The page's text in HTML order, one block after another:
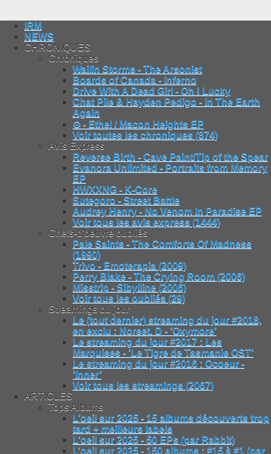
IRM
NEWS
CHRONIQUES
Chroniques
Wailin Storms - The Arsonist
Boards of Canada - Inferno
Drive With A Dead Girl - Oh ! Lucky
Chat Pile & Hayden Pedigo - In The Earth
Again
⊙ - Ethel / Macon Heights EP
Voir toutes les chroniques (874)
Avis Express
Reverse Birth - Cave Paint/Tip of the Spear
Evanora Unlimited - Portraits from Memory
EP
HWXXNG - K-Core
Sutegoro - Street Battle
Audrey Henry - No Venom In Paradise EP
Voir tous les avis express (1444)
Chefs-d'oeuvre oubliés
Pale Saints - The Comforts Of Madness
(1990)
Trivo - Emoterapia (2009)
Perry Blake - The Crying Room (2006)
Misstrip - Sibylline (2006)
Voir tous les oubliés (29)
Streamings du jour
Le (tout dernier) streaming du jour #2018,
en exclu : Norset. D - ’Oxymore’
Le streaming du jour #2017 : Les
Marquises - ’Le Tigre de Tasmanie OST’
Le streaming du jour #2016 : Ocoeur -
’Inner’
Voir tous les streamings (2067)
ARTICLES
Tops Albums
L’oeil sur 2025 - 15 albums découverts trop
tard + meilleurs labels
L’oeil sur 2025 - 50 EPs (par Rabbit)
L’oeil sur 2025 - 150 albums : #15 à #1 (par